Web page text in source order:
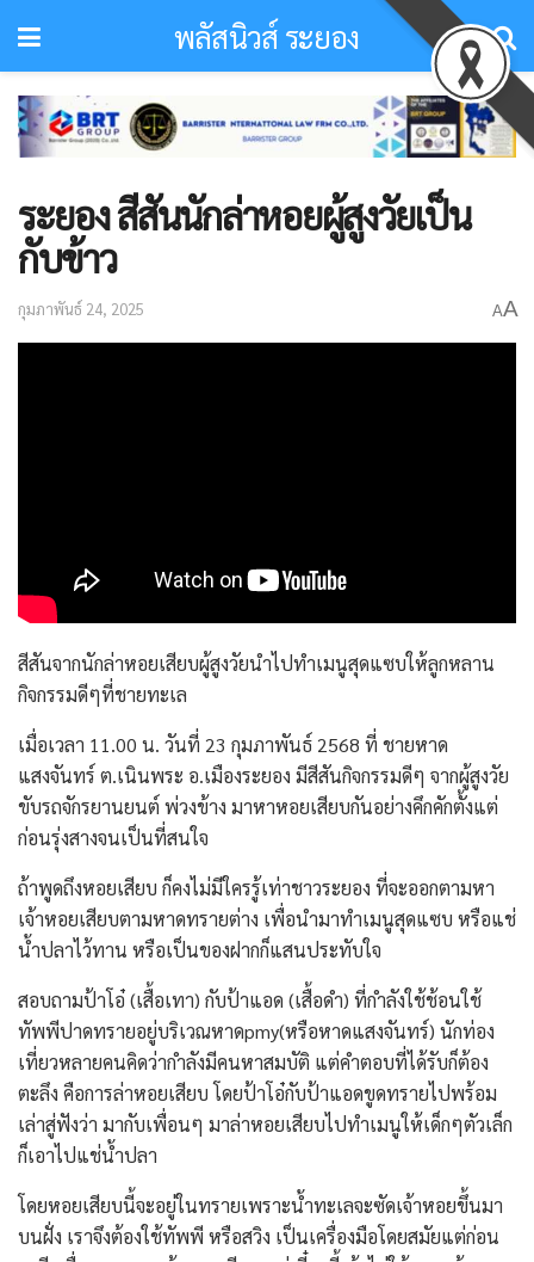
พลัสนิวส์ ระยอง
ระยอง สีสันนักล่าหอยผู้สูงวัยเป็น
กับข้าว
กุมภาพันธ์ 24, 2025 AA
สีสันจากนักล่าหอยเสียบผู้สูงวัยนำไปทำเมนูสุดแซบให้ลูกหลาน
กิจกรรมดีๆที่ชายทะเล
เมื่อเวลา 11.00 น. วันที่ 23 กุมภาพันธ์ 2568 ที่ ชายหาด
แสงจันทร์ ต.เนินพระ อ.เมืองระยอง มีสีสันกิจกรรมดีๆ จากผู้สูงวัย
ขับรถจักรยานยนต์ พ่วงข้าง มาหาหอยเสียบกันอย่างคึกคักตั้งแต่
ก่อนรุ่งสางจนเป็นที่สนใจ
ถ้าพูดถึงหอยเสียบ ก็คงไม่มีใครรู้เท่าชาวระยอง ที่จะออกตามหา
เจ้าหอยเสียบตามหาดทรายต่าง เพื่อนำมาทำเมนูสุดแซบ หรือแช่
น้ำปลาไว้ทาน หรือเป็นของฝากก็แสนประทับใจ
สอบถามป้าโอ๋ (เสื้อเทา) กับป้าแอด (เสื้อดำ) ที่กำลังใช้ช้อนใช้
ทัพพีปาดทรายอยู่บริเวณหาดpmy(หรือหาดแสงจันทร์) นักท่อง
เที่ยวหลายคนคิดว่ากำลังมีคนหาสมบัติ แต่คำตอบที่ได้รับก็ต้อง
ตะลึง คือการล่าหอยเสียบ โดยป้าโอ๋กับป้าแอดขูดทรายไปพร้อม
เล่าสู่ฟังว่า มากับเพื่อนๆ มาล่าหอยเสียบไปทำเมนูให้เด็กๆตัวเล็ก
ก็เอาไปแช่น้ำปลา
โดยหอยเสียบนี้จะอยู่ในทรายเพราะน้ำทะเลจะซัดเจ้าหอยขึ้นมา
บนฝั่ง เราจึงต้องใช้ทัพพี หรือสวิง เป็นเครื่องมือโดยสมัยแต่ก่อน